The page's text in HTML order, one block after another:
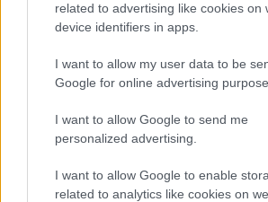
related to advertising like cookies on
device identifiers in apps.
I want to allow my user data to be
Google for online advertising
I want to allow Google to send me
personalized advertising.
I want to allow Google to enable
related to analytics like cookies on
KELEMEN BARNABÁS: A